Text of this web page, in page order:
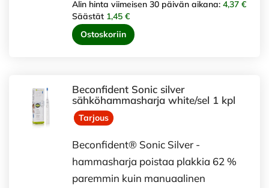
Alin hinta viimeisen 30 päivän aikana: 4,37 €
Säästät 1,45 €
Ostoskoriin
Beconfident Sonic silver
sähköhammasharja white/sel 1 kpl
Tarjous
Beconfident® Sonic Silver -
hammasharja poistaa plakkia 62 %
paremmin kuin manuaalinen